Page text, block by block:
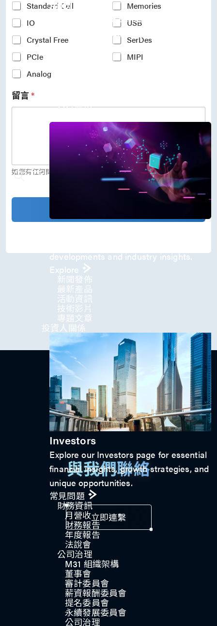
Applications
M31’s vision is to be the most
trustworthy IP company in the
semiconductor industry.
存儲應用
developments and industry insights.
Explore
新聞發佈
最新產品
活動資訊
技術影片​
專題文章
投資人關係
Investors
Explore our Investors page for essential
financial insights, growth strategies, and
unique opportunities.
常見問題
財務資訊
月營收
財務報告
年度報告
法說會
公司治理​
M31 組織架構
董事會
審計委員會
薪資報酬委員會
提名委員會
永續發展委員會
公司治理
e
s
s
N
o
d
e
*
Y
o
u
r
I
n
t
e
r
e
s
t
c
o
)
Standard Cell
Memories
IO
USB
Crystal Free
SerDes
PCIe
MIPI
Analog
留言*
如您有任何問題，歡迎留言給我們。
與我們聯絡
立即連繫